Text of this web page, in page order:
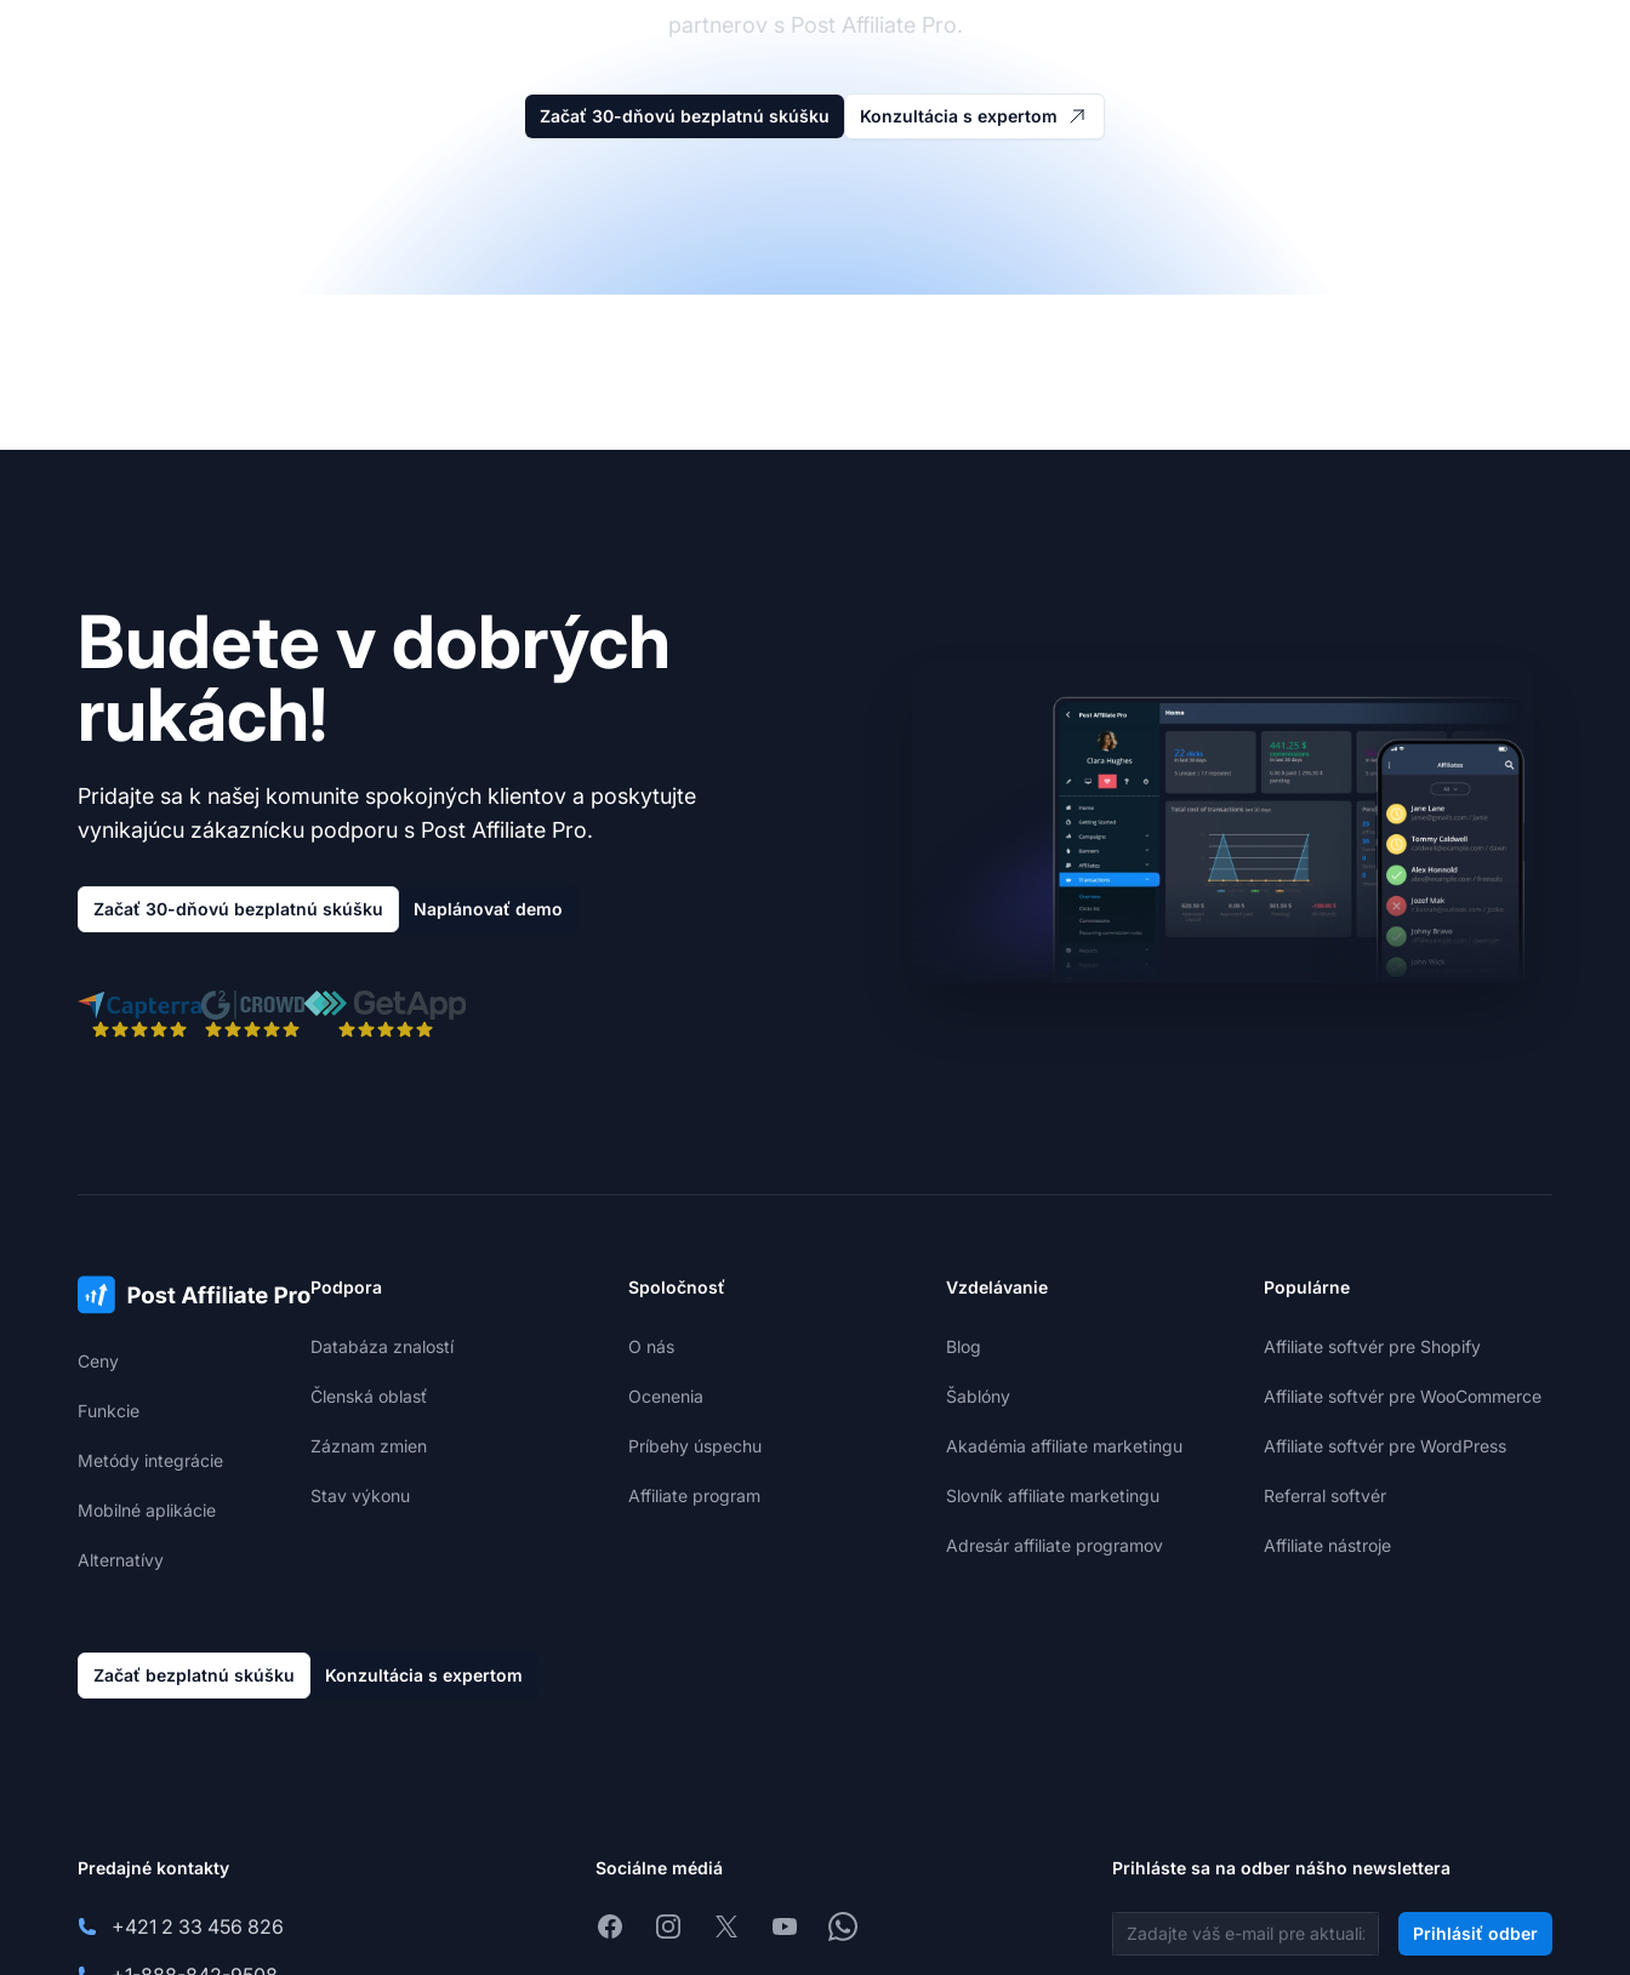
partnerov s Post Affiliate Pro.
Začať 30-dňovú bezplatnú skúšku Konzultácia s expertom
Budete v dobrých
rukách!
Pridajte sa k našej komunite spokojných klientov a poskytujte
vynikajúcu zákaznícku podporu s Post Affiliate Pro.
Začať 30-dňovú bezplatnú skúšku Naplánovať demo
Ceny
Funkcie
Metódy integrácie
Mobilné aplikácie
Alternatívy
Podpora
Databáza znalostí
Členská oblasť
Záznam zmien
Stav výkonu
Spoločnosť
O nás
Ocenenia
Príbehy úspechu
Affiliate program
Vzdelávanie
Blog
Šablóny
Akadémia affiliate marketingu
Slovník affiliate marketingu
Adresár affiliate programov
Populárne
Affiliate softvér pre Shopify
Affiliate softvér pre WooCommerce
Affiliate softvér pre WordPress
Referral softvér
Affiliate nástroje
Začať bezplatnú skúšku Konzultácia s expertom
Predajné kontakty
+421 2 33 456 826
Sociálne médiá
FacebookInstagram
X YoutubeWhatsapp
Prihláste sa na odber nášho newslettera
E-mailová adresa Prihlásiť odber